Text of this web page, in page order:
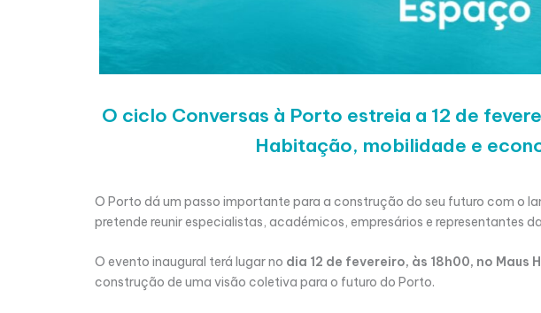
O ciclo Conversas à Porto estreia a 12 de
Habitação, mobilidade e
O Porto dá um passo importante para a construção do seu futuro com o
pretende reunir especialistas, académicos, empresários e representantes
O evento inaugural terá lugar no dia 12 de fevereiro, às 18h00, no
construção de uma visão coletiva para o futuro do Porto.